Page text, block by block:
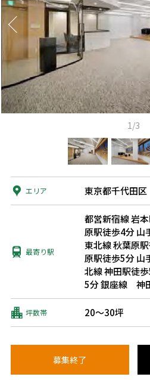
1/3
エリア 東京都千代田区
最寄り駅
都営新宿線 岩
原駅徒歩4分山
東北線 秋葉原
原駅徒歩5分山
北線 神田駅徒
5分銀座線 神
坪数帯 20～30坪
募集終了